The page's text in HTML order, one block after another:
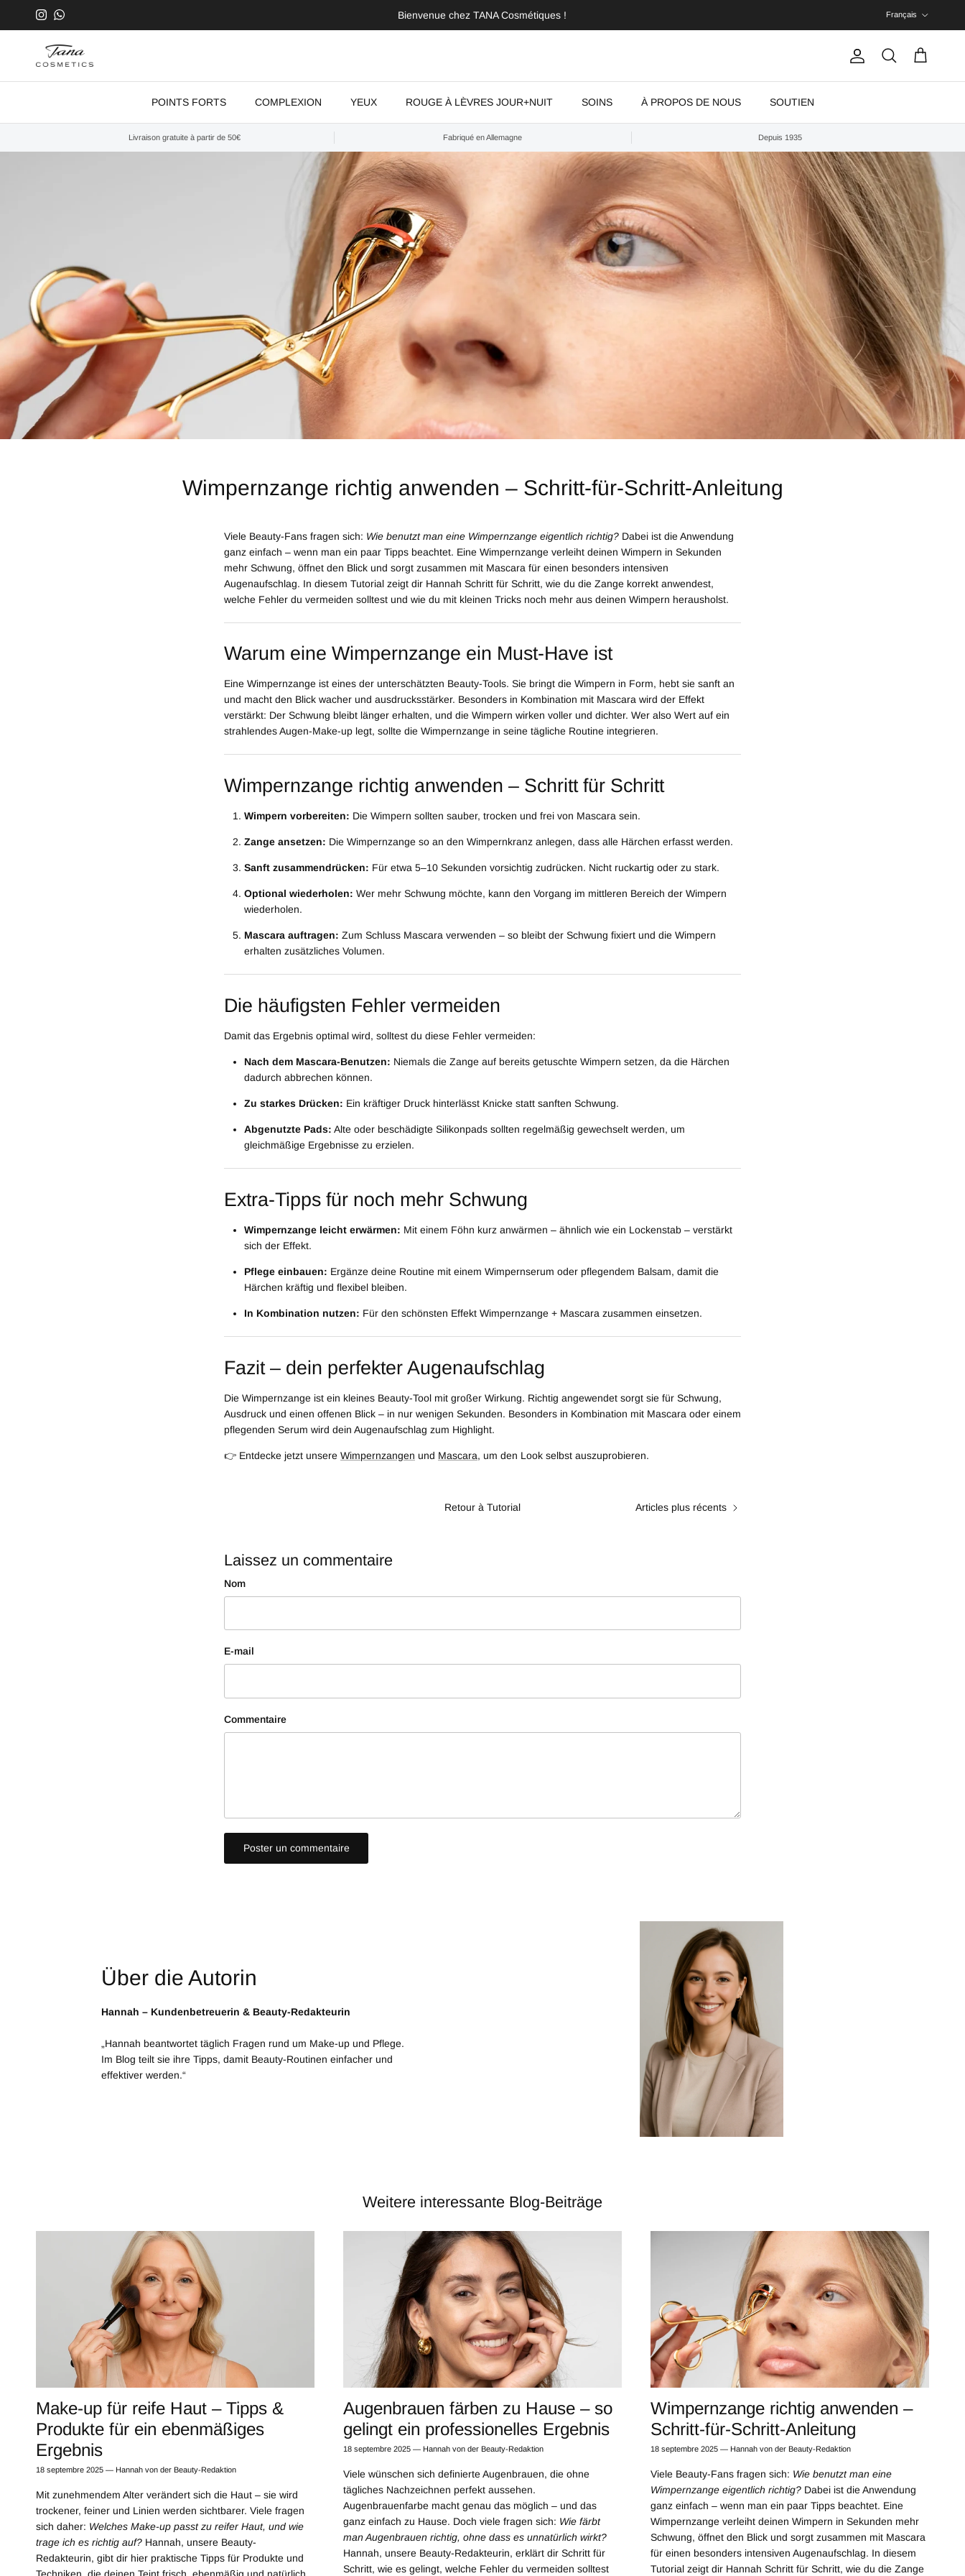
Aller au contenu
InstagramWhatsApp Bienvenue chez TANA Cosmétiques !
Français
CompteRecherchePanier
POINTS FORTS COMPLEXION YEUX ROUGE À LÈVRES JOUR+NUIT SOINS À PROPOS DE NOUS SOUTIEN
Livraison gratuite à partir de 50€ Fabriqué en Allemagne Depuis 1935
Wimpernzange richtig anwenden – Schritt-für-Schritt-Anleitung
Viele Beauty-Fans fragen sich: Wie benutzt man eine Wimpernzange eigentlich richtig? Dabei ist die Anwendung
ganz einfach – wenn man ein paar Tipps beachtet. Eine Wimpernzange verleiht deinen Wimpern in Sekunden
mehr Schwung, öffnet den Blick und sorgt zusammen mit Mascara für einen besonders intensiven
Augenaufschlag. In diesem Tutorial zeigt dir Hannah Schritt für Schritt, wie du die Zange korrekt anwendest,
welche Fehler du vermeiden solltest und wie du mit kleinen Tricks noch mehr aus deinen Wimpern herausholst.
Warum eine Wimpernzange ein Must-Have ist
Eine Wimpernzange ist eines der unterschätzten Beauty-Tools. Sie bringt die Wimpern in Form, hebt sie sanft an
und macht den Blick wacher und ausdrucksstärker. Besonders in Kombination mit Mascara wird der Effekt
verstärkt: Der Schwung bleibt länger erhalten, und die Wimpern wirken voller und dichter. Wer also Wert auf ein
strahlendes Augen-Make-up legt, sollte die Wimpernzange in seine tägliche Routine integrieren.
Wimpernzange richtig anwenden – Schritt für Schritt
Wimpern vorbereiten: Die Wimpern sollten sauber, trocken und frei von Mascara sein.
Zange ansetzen: Die Wimpernzange so an den Wimpernkranz anlegen, dass alle Härchen erfasst werden.
Sanft zusammendrücken: Für etwa 5–10 Sekunden vorsichtig zudrücken. Nicht ruckartig oder zu stark.
Optional wiederholen: Wer mehr Schwung möchte, kann den Vorgang im mittleren Bereich der Wimpern
wiederholen.
Mascara auftragen: Zum Schluss Mascara verwenden – so bleibt der Schwung fixiert und die Wimpern
erhalten zusätzliches Volumen.
Die häufigsten Fehler vermeiden
Damit das Ergebnis optimal wird, solltest du diese Fehler vermeiden:
Nach dem Mascara-Benutzen: Niemals die Zange auf bereits getuschte Wimpern setzen, da die Härchen
dadurch abbrechen können.
Zu starkes Drücken: Ein kräftiger Druck hinterlässt Knicke statt sanften Schwung.
Abgenutzte Pads: Alte oder beschädigte Silikonpads sollten regelmäßig gewechselt werden, um
gleichmäßige Ergebnisse zu erzielen.
Extra-Tipps für noch mehr Schwung
Wimpernzange leicht erwärmen: Mit einem Föhn kurz anwärmen – ähnlich wie ein Lockenstab – verstärkt
sich der Effekt.
Pflege einbauen: Ergänze deine Routine mit einem Wimpernserum oder pflegendem Balsam, damit die
Härchen kräftig und flexibel bleiben.
In Kombination nutzen: Für den schönsten Effekt Wimpernzange + Mascara zusammen einsetzen.
Fazit – dein perfekter Augenaufschlag
Die Wimpernzange ist ein kleines Beauty-Tool mit großer Wirkung. Richtig angewendet sorgt sie für Schwung,
Ausdruck und einen offenen Blick – in nur wenigen Sekunden. Besonders in Kombination mit Mascara oder einem
pflegenden Serum wird dein Augenaufschlag zum Highlight.
👉 Entdecke jetzt unsere Wimpernzangen und Mascara, um den Look selbst auszuprobieren.
Retour à Tutorial Articles plus récents
Laissez un commentaire
Nom
E-mail
Commentaire
Poster un commentaire
Über die Autorin
Hannah – Kundenbetreuerin & Beauty-Redakteurin
„Hannah beantwortet täglich Fragen rund um Make-up und Pflege.
Im Blog teilt sie ihre Tipps, damit Beauty-Routinen einfacher und
effektiver werden.“
Weitere interessante Blog-Beiträge
Make-up für reife Haut – Tipps &
Produkte für ein ebenmäßiges
Ergebnis
18 septembre 2025 — Hannah von der Beauty-Redaktion
Mit zunehmendem Alter verändert sich die Haut – sie wird
trockener, feiner und Linien werden sichtbarer. Viele fragen
sich daher: Welches Make-up passt zu reifer Haut, und wie
trage ich es richtig auf? Hannah, unsere Beauty-
Redakteurin, gibt dir hier praktische Tipps für Produkte und
Augenbrauen färben zu Hause – so
gelingt ein professionelles Ergebnis
18 septembre 2025— Hannah von der Beauty-Redaktion
Viele wünschen sich definierte Augenbrauen, die ohne
tägliches Nachzeichnen perfekt aussehen.
Augenbrauenfarbe macht genau das möglich – und das
ganz einfach zu Hause. Doch viele fragen sich: Wie färbt
man Augenbrauen richtig, ohne dass es unnatürlich wirkt?
Hannah, unsere Beauty-Redakteurin, erklärt dir Schritt für
Schritt, wie es gelingt, welche Fehler du vermeiden solltest
Wimpernzange richtig anwenden –
Schritt-für-Schritt-Anleitung
18 septembre 2025— Hannah von der Beauty-Redaktion
Viele Beauty-Fans fragen sich: Wie benutzt man eine
Wimpernzange eigentlich richtig?Dabei ist die Anwendung
ganz einfach – wenn man ein paar Tipps beachtet. Eine
Wimpernzange verleiht deinen Wimpern in Sekunden mehr
Schwung, öffnet den Blick und sorgt zusammen mit Mascara
für einen besonders intensiven Augenaufschlag. In diesem
Tutorial zeigt dir Hannah Schritt für Schritt, wie du die Zange